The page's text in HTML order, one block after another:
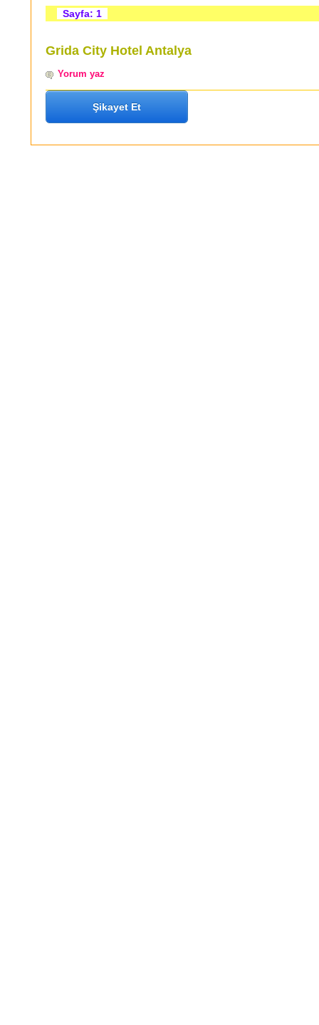
Sayfa: 1
Grida City Hotel Antalya
Yorum yaz
Şikayet Et